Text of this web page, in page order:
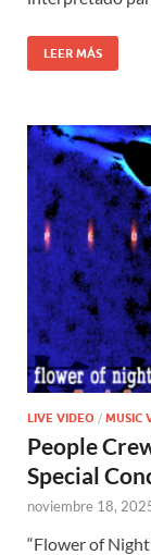
LEER MÁS
LIVE VIDEO / MUSIC
People
Special
noviembre 18,
“Flower of